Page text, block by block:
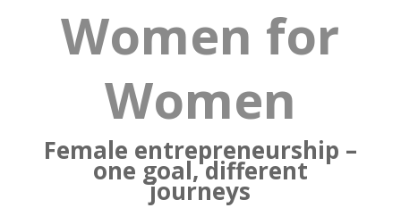
Women for
Women
Female entrepreneurship –
one goal, different
journeys